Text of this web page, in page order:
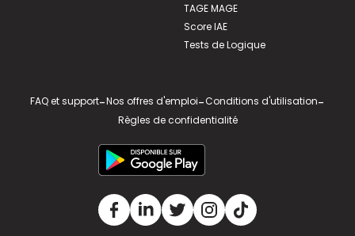
TAGE MAGE
Score IAE
Tests de Logique
FAQ et support-Nos offres d'emploi-Conditions d'utilisation-
Règles de confidentialité